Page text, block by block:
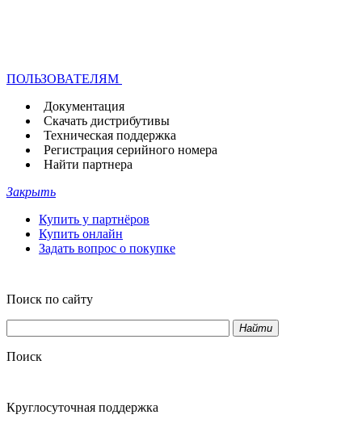
ПОЛЬЗОВАТЕЛЯМ
Документация
Скачать дистрибутивы
Техническая поддержка
Регистрация серийного номера
Найти партнера
Закрыть
Купить у партнёров
Купить онлайн
Задать вопрос о покупке
Поиск по сайту
Найти
Поиск
Круглосуточная поддержка